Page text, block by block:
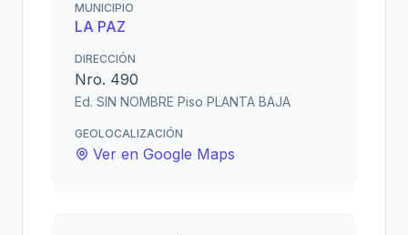
MUNICIPIO
LA PAZ
DIRECCIÓN
Nro. 490
Ed. SIN NOMBRE Piso PLANTA BAJA
GEOLOCALIZACIÓN
Ver en Google Maps